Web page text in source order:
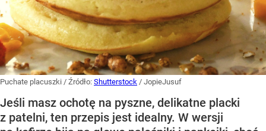
Puchate placuszki / Źródło: Shutterstock / JopieJusuf
Jeśli masz ochotę na pyszne, delikatne placki
z patelni, ten przepis jest idealny. W wersji